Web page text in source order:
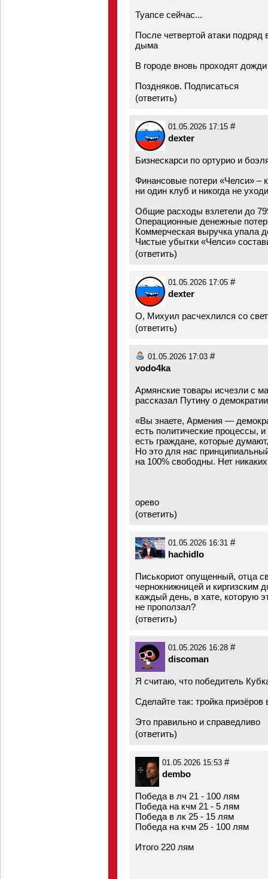
Туапсе сейчас...
После четвертой атаки
дыма
В городе вновь проходят
Поздняков. Подписаться
(ответить)
01.05.2026 17:15 #
dexter
Бизнескарси по ортурио и
Финансовые потери «Челси» –
ни один клуб и никогда не
Общие расходы взлетели до
Операционные денежные
Коммерческая выручка упала
Чистые убытки «Челси»
(ответить)
01.05.2026 17:05 #
dexter
О, Михуил расчехлился со
(ответить)
01.05.2026 17:03 #
vodo4ka
Армянские товары исчезли с
рассказал Путину о
«Вы знаете, Армения —
есть политические процессы,
есть граждане, которые
Но это для нас
на 100% свободны. Нет
орево
(ответить)
01.05.2026 16:31 #
hachidlo
Писькориот опущенный, отца
чернокнижницей и киргизским
каждый день, в хате, которую
не проползал?
(ответить)
01.05.2026 16:28 #
discoman
Я считаю, что победитель
Сделайте так: тройка
Это правильно и справедливо
(ответить)
01.05.2026 15:53 #
dembo
Победа в лч 21 - 100 лям
Победа на кчм 21 - 5 лям
Победа в лк 25 - 15 лям
Победа на кчм 25 - 100 лям
Итого 220 лям